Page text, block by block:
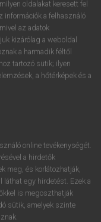
oldalakat keresett fel
információk a felhasználó
az adatok
kizárólag a weboldal
a harmadik féltől
tartozó sütik; ilyen
a hőtérképek és a
online tevékenységét.
a hirdetők
meg, és korlátozhatják,
láthat egy hirdetést. Ezek a
is megoszthatják
sütik, amelyek szinte